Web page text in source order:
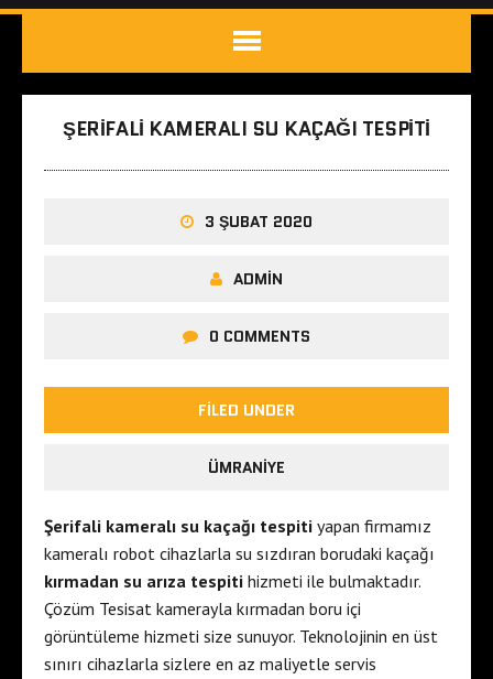
ŞERIFALI KAMERALI SU KAÇAĞI TESPITI
3 ŞUBAT 2020
ADMIN
0 COMMENTS
FILED UNDER
ÜMRANIYE
Şerifali kameralı su kaçağı tespiti yapan firmamız
kameralı robot cihazlarla su sızdıran borudaki kaçağı
kırmadan su arıza tespiti hizmeti ile bulmaktadır.
Çözüm Tesisat kamerayla kırmadan boru içi
görüntüleme hizmeti size sunuyor. Teknolojinin en üst
sınırı cihazlarla sizlere en az maliyetle servis